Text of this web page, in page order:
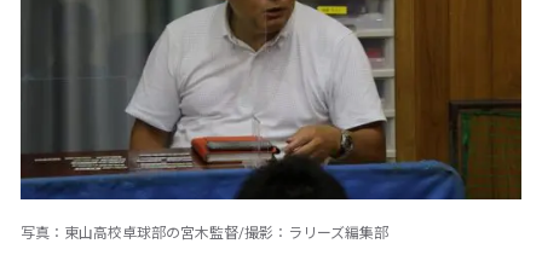
写真：東山高校卓球部の宮木監督/撮影：ラリーズ編集部